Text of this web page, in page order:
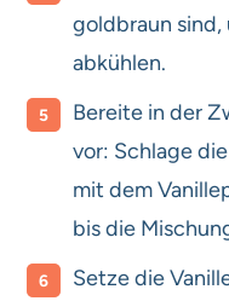
goldbraun sind,
abkühlen.
Bereite in der
vor: Schlage
mit dem
bis die
Setze die